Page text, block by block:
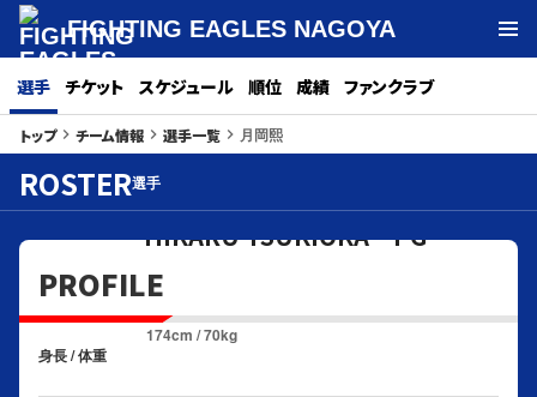
FIGHTING EAGLES NAGOYA
選手 チケット スケジュール 順位 成績 ファンクラブ
トップkeyboard_arrow_right チーム情報 keyboard_arrow_right 選手一覧 keyboard_arrow_right 月岡熙
ROSTER選手
11月岡 熙
HIKARU TSUKIOKA PG
PROFILE
身長 / 体重
174cm / 70kg